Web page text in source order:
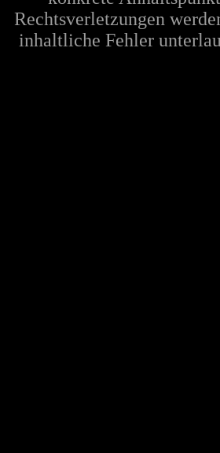
Rechtsverletzungen
inhaltliche Fehler